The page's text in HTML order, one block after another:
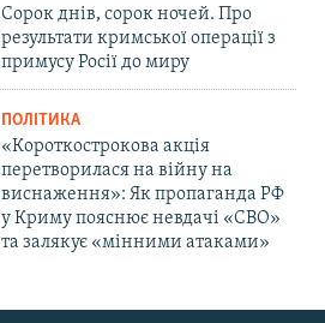
Сорок днів, сорок ночей. Про
результати кримської операції з
примусу Росії до миру
ПОЛІТИКА
«Короткострокова акція
перетворилася на війну на
виснаження»: Як пропаганда РФ
у Криму пояснює невдачі «СВО»
та залякує «мінними атаками»